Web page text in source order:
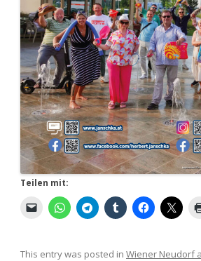
Teilen mit:
This entry was posted in Wiener Neudorf